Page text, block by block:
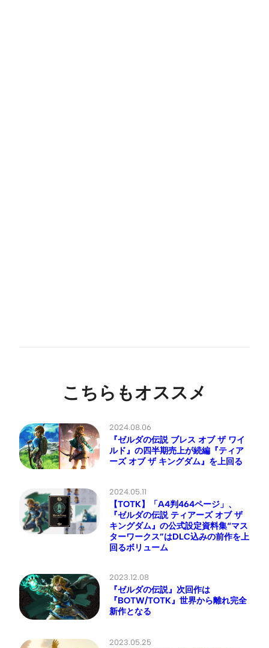
こちらもオススメ
2024.08.06
『ゼルダの伝説 ブレス オブ ザ ワイ
ルド』の四半期売上が続編『ティア
ーズ オブ ザ キングダム』を上回る
2024.05.11
【TOTK】「A4判464ページ」、
『ゼルダの伝説 ティアーズ オブ ザ
キングダム』の公式設定資料集“マス
ターワークス”はDLC込みの前作を上
回るボリューム
2023.12.08
『ゼルダの伝説』次回作は
『BOTW/TOTK』世界から離れ完全
新作となる
2023.05.25